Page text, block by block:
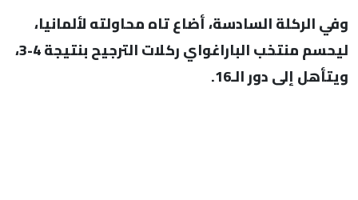
وفي الركلة السادسة، أضاع تاه محاولته لألمانيا،
ليحسم منتخب الباراغواي ركلات الترجيح بنتيجة 4-3،
ويتأهل إلى دور الـ16.